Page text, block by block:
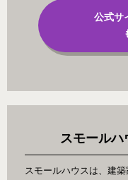
公式サ
スモールハ
スモールハウスは、建